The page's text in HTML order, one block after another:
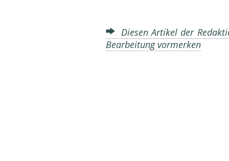
Diesen Artikel der
Bearbeitung vormerken